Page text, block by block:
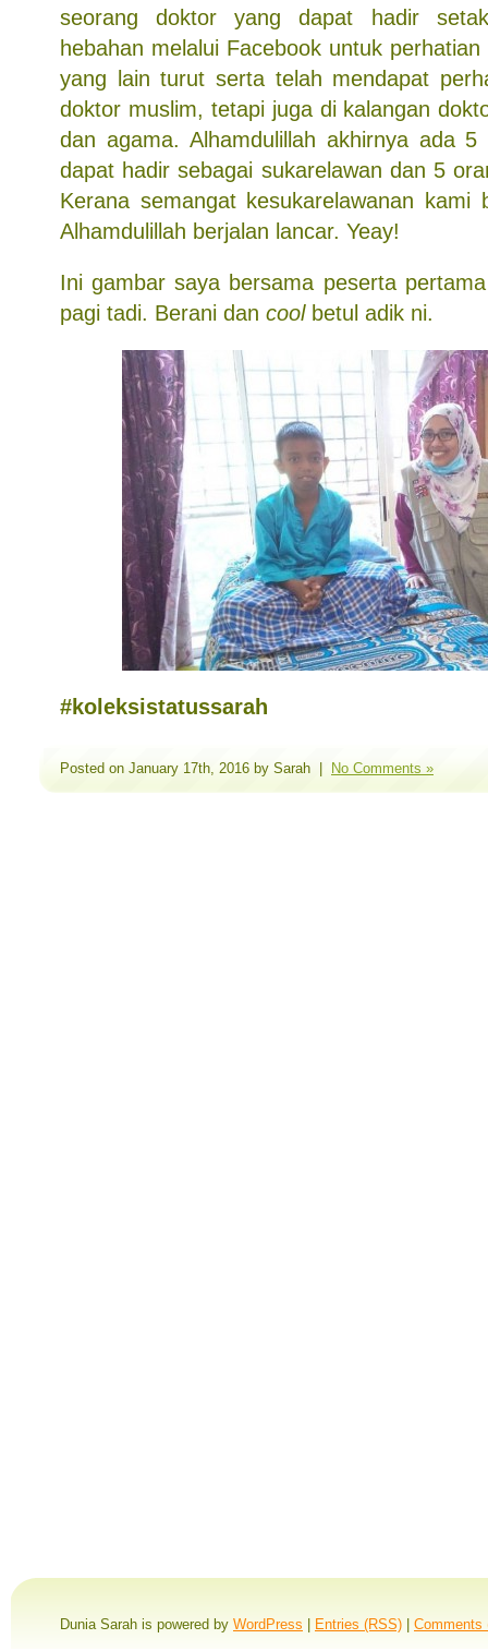
seorang doktor yang dapat hadir
hebahan melalui Facebook untuk
yang lain turut serta telah mendapat
doktor muslim, tetapi juga di kalangan
dan agama. Alhamdulillah akhirnya ada
dapat hadir sebagai sukarelawan dan 5
Kerana semangat kesukarelawanan kami
Alhamdulillah berjalan lancar. Yeay!
Ini gambar saya bersama peserta
pagi tadi. Berani dan coolbetul adik ni.
#koleksistatussarah
Posted on January 17th, 2016 by Sarah | No Comments »
Dunia Sarah is powered by WordPress Entries (RSS) Comments